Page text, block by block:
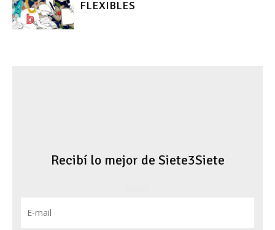
FLEXIBLES
Recibí lo mejor de Siete3Siete